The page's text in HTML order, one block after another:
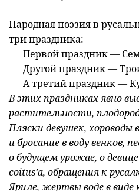
Народная поэзия в
три праздника:
Первой праздник —
Другой праздник —
А третий праздник —
В этих праздниках явно
растительности,
Пляски девушек, хороводы
и бросание в воду венков,
о будущем урожае, о
coitus’a, обращения к
Яриле, жертвы воде в виде